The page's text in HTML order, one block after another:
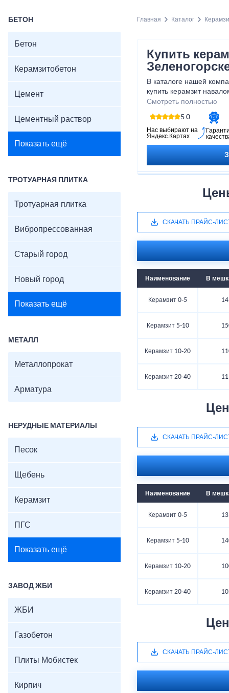
БЕТОН
Бетон
Керамзитобетон
Цемент
Цементный раствор
Показать ещё
ТРОТУАРНАЯ ПЛИТКА
Тротуарная плитка
Вибропрессованная
Старый город
Новый город
Показать ещё
МЕТАЛЛ
Металлопрокат
Арматура
НЕРУДНЫЕ МАТЕРИАЛЫ
Песок
Щебень
Керамзит
ПГС
Показать ещё
ЗАВОД ЖБИ
ЖБИ
Газобетон
Плиты Мобистек
Кирпич
Главная Каталог
Купить
В каталоге нашей
купить керамзит
материал
полностью
подходит для
работ.
Смотреть полностью
5.0
Нас выбирают на
Яндекс.Картах
СКАЧАТЬ ПРАЙС-
Наименование В
Керамзит 0-5
Керамзит 5-10
Керамзит 10-20
Керамзит 20-40
СКАЧАТЬ ПРАЙС-
Наименование В
Керамзит 0-5
Керамзит 5-10
Керамзит 10-20
Керамзит 20-40
СКАЧАТЬ ПРАЙС-